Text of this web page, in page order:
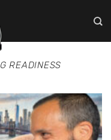
READINESS